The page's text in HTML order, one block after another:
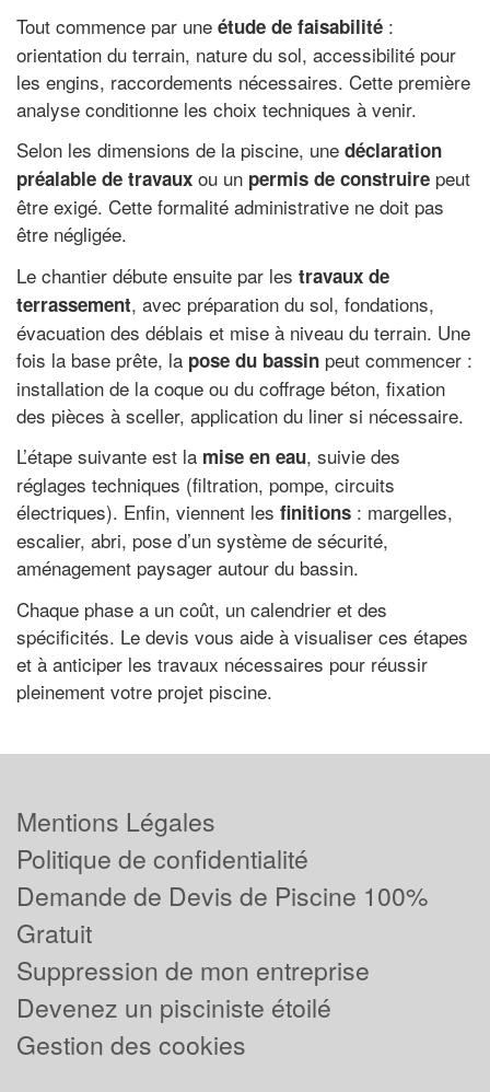
Tout commence par une étude de faisabilité :
orientation du terrain, nature du sol, accessibilité pour
les engins, raccordements nécessaires. Cette première
analyse conditionne les choix techniques à venir.
Selon les dimensions de la piscine, une déclaration
préalable de travaux ou un permis de construire peut
être exigé. Cette formalité administrative ne doit pas
être négligée.
Le chantier débute ensuite par les travaux de
terrassement, avec préparation du sol, fondations,
évacuation des déblais et mise à niveau du terrain. Une
fois la base prête, la pose du bassin peut commencer :
installation de la coque ou du coffrage béton, fixation
des pièces à sceller, application du liner si nécessaire.
L’étape suivante est la mise en eau, suivie des
réglages techniques (filtration, pompe, circuits
électriques). Enfin, viennent les finitions : margelles,
escalier, abri, pose d’un système de sécurité,
aménagement paysager autour du bassin.
Chaque phase a un coût, un calendrier et des
spécificités. Le devis vous aide à visualiser ces étapes
et à anticiper les travaux nécessaires pour réussir
pleinement votre projet piscine.
Mentions Légales
Politique de confidentialité
Demande de Devis de Piscine 100%
Gratuit
Suppression de mon entreprise
Devenez un pisciniste étoilé
Gestion des cookies